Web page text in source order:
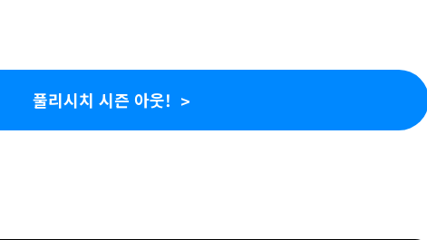
풀리시치 시즌 아웃!